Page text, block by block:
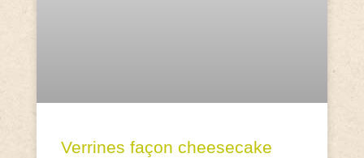
Verrines façon cheesecake